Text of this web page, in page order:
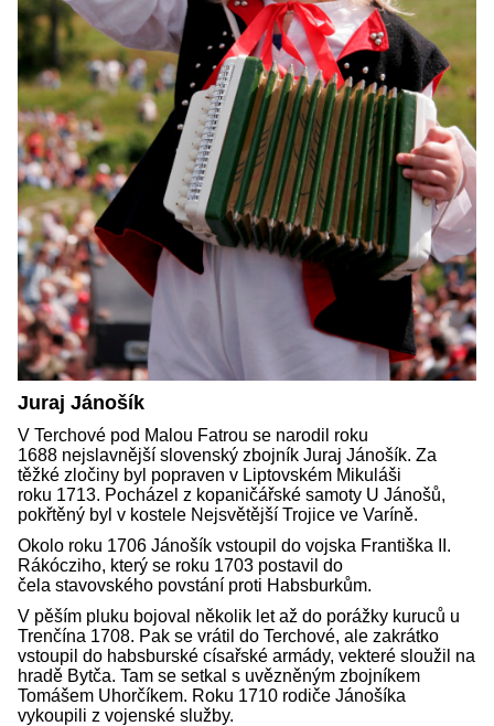
Juraj Jánošík
V Terchové pod Malou Fatrou se narodil roku
1688 nejslavnější slovenský zbojník Juraj Jánošík. Za
těžké zločiny byl popraven v Liptovském Mikuláši
roku 1713. Pocházel z kopaničářské samoty U Jánošů,
pokřtěný byl v kostele Nejsvětější Trojice ve Varíně.
Okolo roku 1706 Jánošík vstoupil do vojska Františka II.
Rákócziho, který se roku 1703 postavil do
čela stavovského povstání proti Habsburkům.
V pěším pluku bojoval několik let až do porážky kuruců u
Trenčína 1708. Pak se vrátil do Terchové, ale zakrátko
vstoupil do habsburské císařské armády, vekteré sloužil na
hradě Bytča. Tam se setkal s uvězněným zbojníkem
Tomášem Uhorčíkem. Roku 1710 rodiče Jánošíka
vykoupili z vojenské služby.